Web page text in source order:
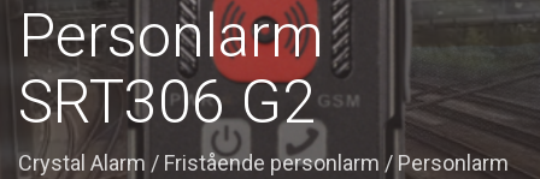
Personlarm
SRT306 G2
Crystal Alarm / Fristående personlarm / Personlarm